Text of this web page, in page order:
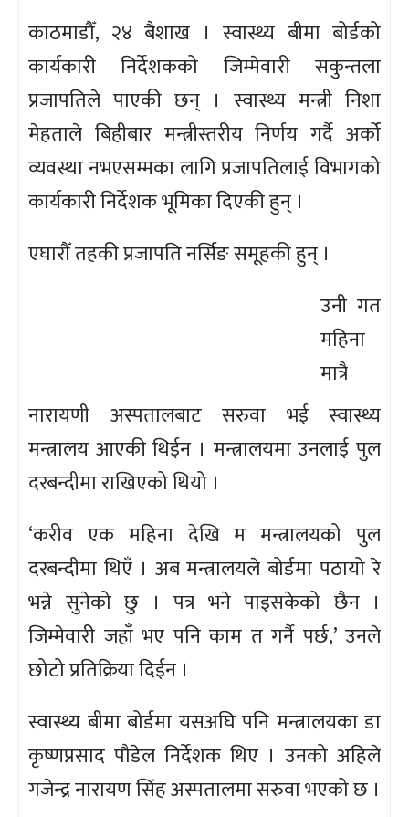
काठमाडौँ, २४ बैशाख । स्वास्थ्य बीमा बोर्डको
कार्यकारी निर्देशकको जिम्मेवारी सकुन्तला
प्रजापतिले पाएकी छन् । स्वास्थ्य मन्त्री निशा
मेहताले बिहीबार मन्त्रीस्तरीय निर्णय गर्दै अर्को
व्यवस्था नभएसम्मका लागि प्रजापतिलाई विभागको
कार्यकारी निर्देशक भूमिका दिएकी हुन् ।
एघारौँ तहकी प्रजापति नर्सिङ समूहकी हुन् ।
उनी गत
महिना
मात्रै
नारायणी अस्पतालबाट सरुवा भई स्वास्थ्य
मन्त्रालय आएकी थिईन । मन्त्रालयमा उनलाई पुल
दरबन्दीमा राखिएको थियो ।
‘करीव एक महिना देखि म मन्त्रालयको पुल
दरबन्दीमा थिएँ । अब मन्त्रालयले बोर्डमा पठायो रे
भन्ने सुनेको छु । पत्र भने पाइसकेको छैन ।
जिम्मेवारी जहाँ भए पनि काम त गर्नै पर्छ,’ उनले
छोटो प्रतिक्रिया दिईन ।
स्वास्थ्य बीमा बोर्डमा यसअघि पनि मन्त्रालयका डा
कृष्णप्रसाद पौडेल निर्देशक थिए । उनको अहिले
गजेन्द्र नारायण सिंह अस्पतालमा सरुवा भएको छ ।